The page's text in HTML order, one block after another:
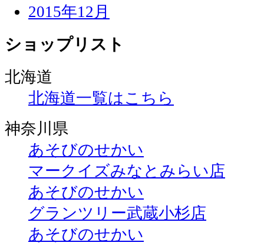
2015年12月
ショップリスト
北海道
北海道一覧はこちら
神奈川県
あそびのせかい
マークイズみなとみらい店
あそびのせかい
グランツリー武蔵小杉店
あそびのせかい